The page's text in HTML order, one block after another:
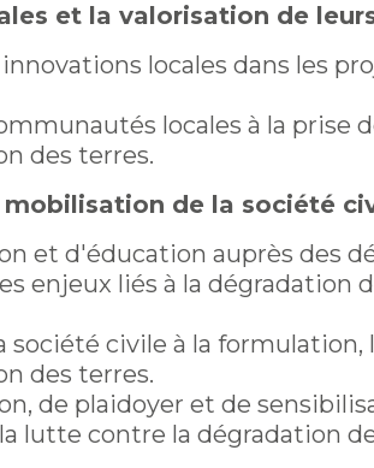
et la valorisation de
locales dans les
locales à la prise
des terres.
de la société
et d'éducation auprès des
enjeux liés à la dégradation
société civile à la
des terres.
de plaidoyer et de
lutte contre la dégradation